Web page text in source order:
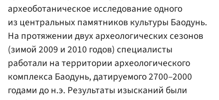
археоботаническое исследование одного
из центральных памятников культуры Баодунь.
На протяжении двух археологических сезонов
(зимой 2009 и 2010 годов) специалисты
работали на территории археологического
комплекса Баодунь, датируемого 2700–2000
годами до н.э. Результаты изысканий были